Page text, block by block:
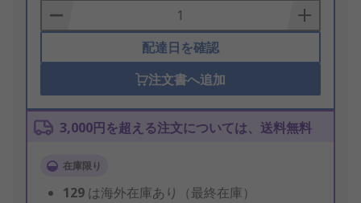
Basket
配達日を確認
注文書へ追加
3,000円を超える注文については、送料無料
在庫限り
129 は海外在庫あり（最終在庫）